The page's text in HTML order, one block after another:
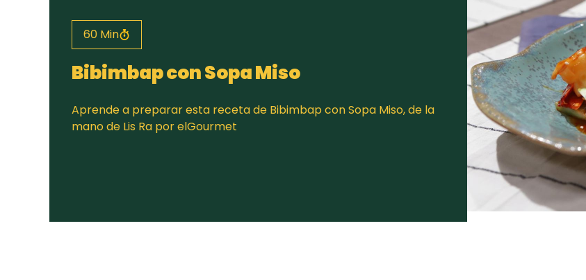
curada y queso
casero
Todas las recetas
60 Min
Bibimbap con Sopa Miso
Aprende a preparar esta receta de Bibimbap con Sopa Miso, de la
mano de Lis Ra por elGourmet